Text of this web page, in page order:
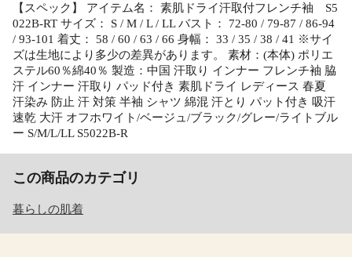
【スペック】 アイテム名： 素肌ドライ汗取付フレンチ袖 S5
022B-RT サイズ： S / M / L / LL バスト： 72-80 / 79-87 / 86-94
/ 93-101 着丈： 58 / 60 / 63 / 66 身幅： 33 / 35 / 38 / 41 ※サイ
ズは生地により多少の差異があります。 素材：(本体) ポリエ
ステル60％綿40％ 製造：中国 汗取り インナー フレンチ袖 脇
汗 インナー 汗取り パッド付き 素肌ドライ レディース 春夏
汗染み 防止 汗 対策 半袖 シャツ 綿混 汗とり パット付き 吸汗
速乾 大汗 オフホワイト/ベージュ/ブラック/グレー/ライトブル
ー S/M/L/LL S5022B-R
この商品のカテゴリ
暮らしの肌着